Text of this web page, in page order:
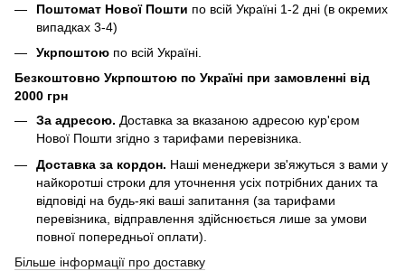
Поштомат Нової Пошти по всій Україні 1-2 дні (в окремих
випадках 3-4)
Укрпоштою по всій Україні.
Безкоштовно Укрпоштою по Україні при замовленні від
2000 грн
За адресою. Доставка за вказаною адресою кур'єром
Нової Пошти згідно з тарифами перевізника.
Доставка за кордон. Наші менеджери зв'яжуться з вами у
найкоротші строки для уточнення усіх потрібних даних та
відповіді на будь-які ваші запитання (за тарифами
перевізника, відправлення здійснюється лише за умови
повної попередньої оплати).
Більше інформації про доставку